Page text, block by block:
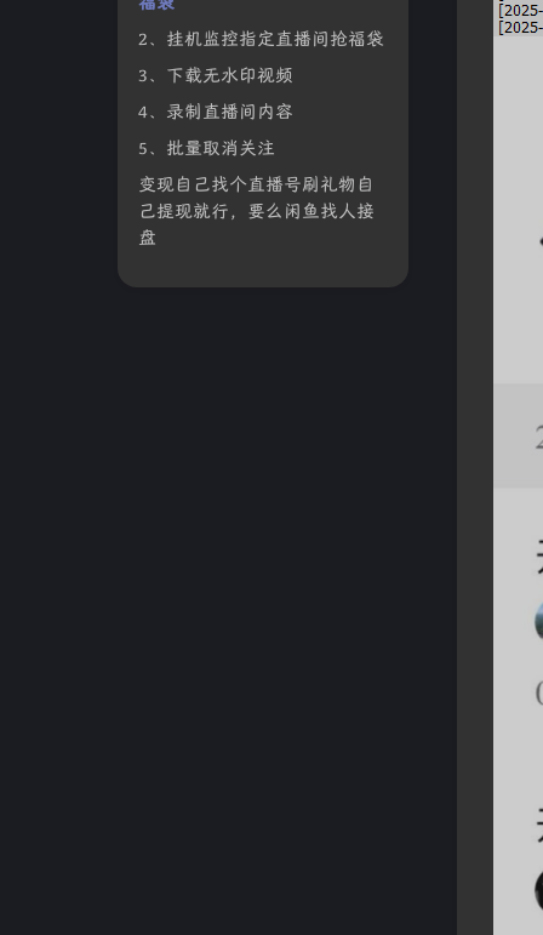
2、挂机监控指定直播间抢福袋
3、下载无水印视频
4、录制直播间内容
5、批量取消关注
变现自己找个直播号刷礼物自
己提现就行，要么闲鱼找人接
盘